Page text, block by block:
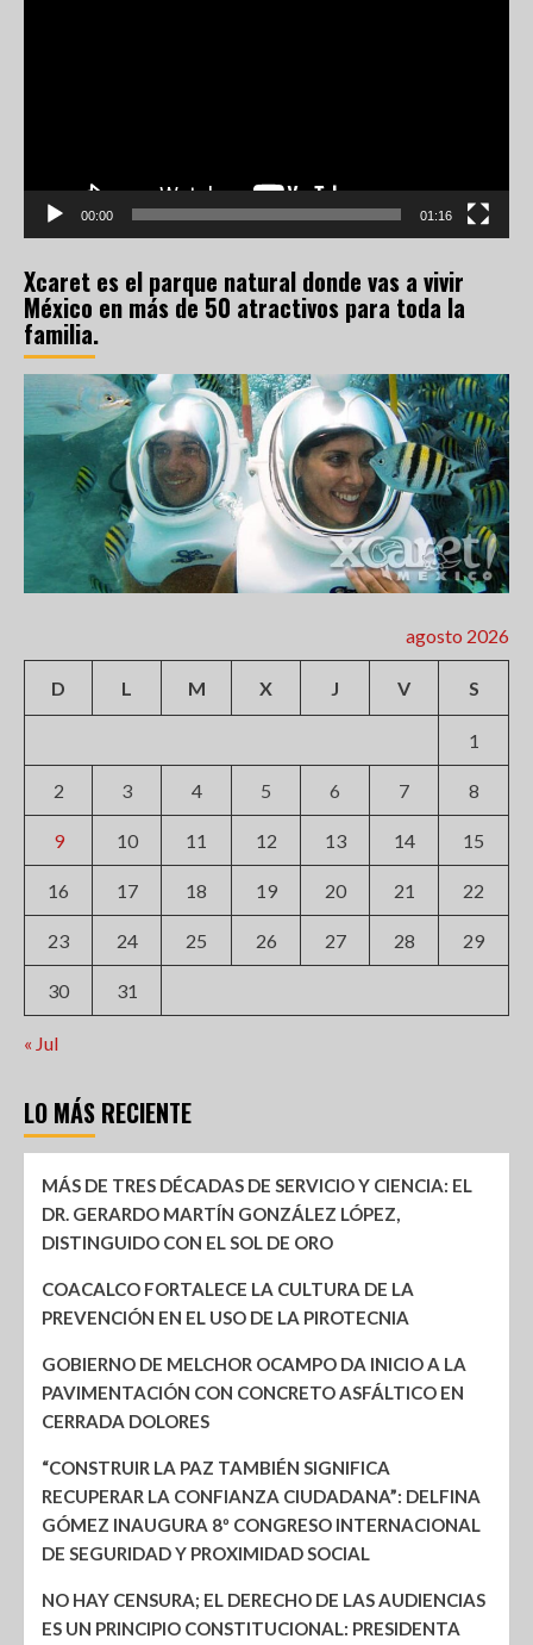
00:00 01:16
Xcaret es el parque natural donde vas a vivir
México en más de 50 atractivos para toda la
familia.
agosto 2026
D L M X J V S
1
2 3 4 5 6 7 8
9 10 11 12 13 14 15
16 17 18 19 20 21 22
23 24 25 26 27 28 29
30 31
« Jul
LO MÁS RECIENTE
MÁS DE TRES DÉCADAS DE SERVICIO Y CIENCIA: EL
DR. GERARDO MARTÍN GONZÁLEZ LÓPEZ,
DISTINGUIDO CON EL SOL DE ORO
COACALCO FORTALECE LA CULTURA DE LA
PREVENCIÓN EN EL USO DE LA PIROTECNIA
GOBIERNO DE MELCHOR OCAMPO DA INICIO A LA
PAVIMENTACIÓN CON CONCRETO ASFÁLTICO EN
CERRADA DOLORES
“CONSTRUIR LA PAZ TAMBIÉN SIGNIFICA
RECUPERAR LA CONFIANZA CIUDADANA”: DELFINA
GÓMEZ INAUGURA 8º CONGRESO INTERNACIONAL
DE SEGURIDAD Y PROXIMIDAD SOCIAL
NO HAY CENSURA; EL DERECHO DE LAS AUDIENCIAS
ES UN PRINCIPIO CONSTITUCIONAL: PRESIDENTA